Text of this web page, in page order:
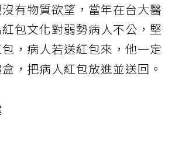
有物質欲望，當年在台大醫
包文化對弱勢病人不公，堅
，病人若送紅包來，他一定
，把病人紅包放進並送回。